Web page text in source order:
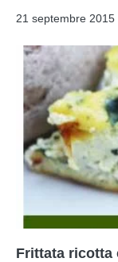
21 septembre 2015
Frittata ricotta